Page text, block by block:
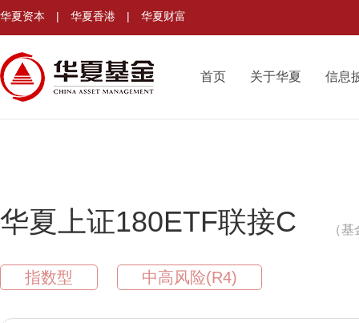
华夏资本 | 华夏香港 | 华夏财富
首页 关于华夏 信息
华夏上证180ETF联接C （
指数型 中高风险(R4)